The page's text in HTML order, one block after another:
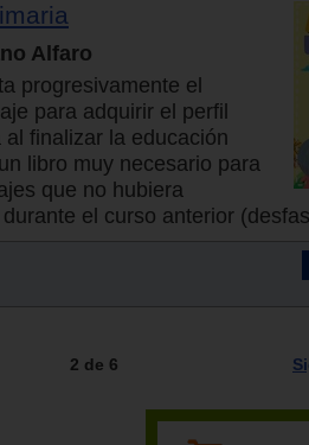
Alfaro
progresivamente el
para adquirir el perfil
finalizar la educación
libro muy necesario para
que no hubiera
el curso anterior
2 de 6